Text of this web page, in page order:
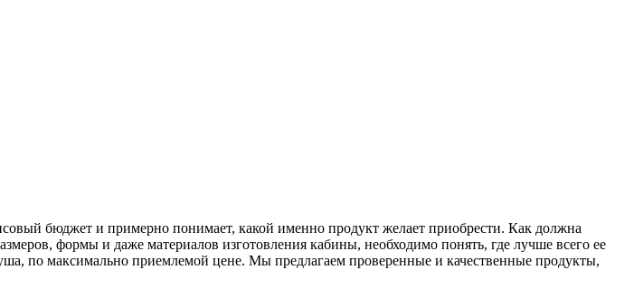
бюджет и примерно понимает, какой именно продукт желает приобрести. Как должна
формы и даже материалов изготовления кабины, необходимо понять, где лучше всего ее
по максимально приемлемой цене. Мы предлагаем проверенные и качественные продукты,